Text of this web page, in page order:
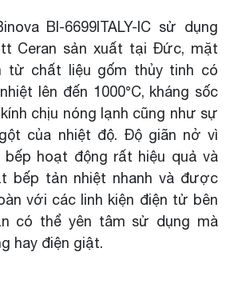
BI-6699ITALY-IC sử dụng
Ceran sản xuất tại Đức, mặt
từ chất liệu gốm thủy tinh có
lên đến 1000°C, kháng sốc
chịu nóng lạnh cũng như sự
của nhiệt độ. Độ giãn nở vì
bếp hoạt động rất hiệu quả và
bếp tản nhiệt nhanh và được
với các linh kiện điện tử bên
có thể yên tâm sử dụng mà
hay điện giật.